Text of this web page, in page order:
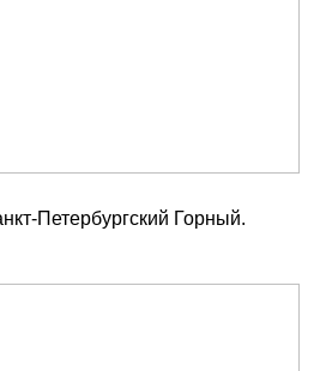
Петербургский Горный.